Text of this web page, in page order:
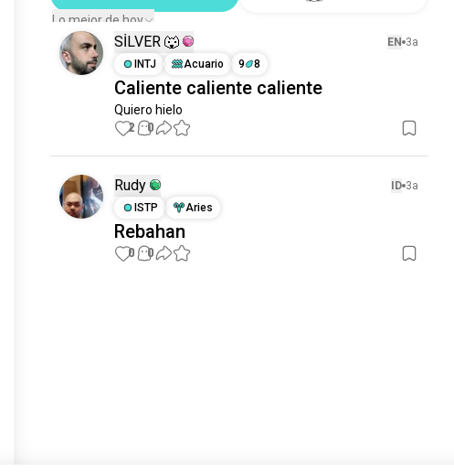
Lo mejor de hoy
SİLVER 🐺 EN 3a
INTJ
Acuario 9 8
Caliente caliente caliente
Quiero hielo
2 0
Rudy ID 3a
ISTP
Aries
Rebahan
0 0